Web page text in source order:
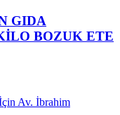
GIDA
BOZUK ETE